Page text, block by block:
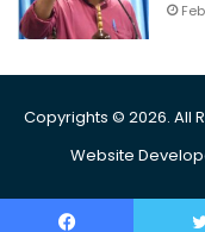
Copyrights © 2026. All
Website